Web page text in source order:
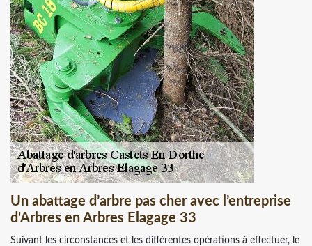
Un abattage d’arbre pas cher avec l’entreprise
d'Arbres en Arbres Elagage 33
Suivant les circonstances et les différentes opérations à effectuer, le